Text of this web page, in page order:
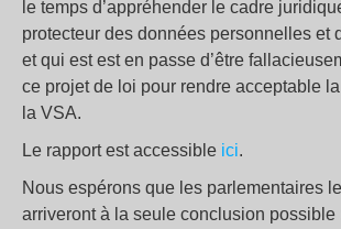
le temps d’appréhender le cadre
protecteur des données personnelles et
et qui est est en passe d’être
ce projet de loi pour rendre acceptable
la VSA.
Le rapport est accessible ici.
Nous espérons que les parlementaires
arriveront à la seule conclusion possible